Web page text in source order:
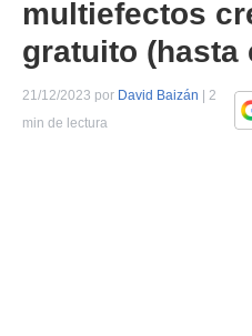
multiefectos
gratuito (hasta
21/12/2023 por David Baizán | 2
min de lectura